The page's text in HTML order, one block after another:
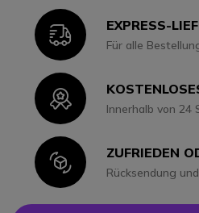
IconEXPRESS-
Für alle
IconInnerhalb von 24
IconZUFRIEDEN
Rücksendung